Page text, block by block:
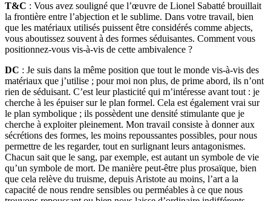
T&C : Vous avez souligné que l’œuvre de Lionel Sabatté brouillait
la frontière entre l’abjection et le sublime. Dans votre travail, bien
que les matériaux utilisés puissent être considérés comme abjects,
vous aboutissez souvent à des formes séduisantes. Comment vous
positionnez-vous vis-à-vis de cette ambivalence ?
DC : Je suis dans la même position que tout le monde vis-à-vis des
matériaux que j’utilise ; pour moi non plus, de prime abord, ils n’ont
rien de séduisant. C’est leur plasticité qui m’intéresse avant tout : je
cherche à les épuiser sur le plan formel. Cela est également vrai sur
le plan symbolique ; ils possèdent une densité stimulante que je
cherche à exploiter pleinement. Mon travail consiste à donner aux
sécrétions des formes, les moins repoussantes possibles, pour nous
permettre de les regarder, tout en surlignant leurs antagonismes.
Chacun sait que le sang, par exemple, est autant un symbole de vie
qu’un symbole de mort. De manière peut-être plus prosaïque, bien
que cela relève du truisme, depuis Aristote au moins, l’art a la
capacité de nous rendre sensibles ou perméables à ce que nous